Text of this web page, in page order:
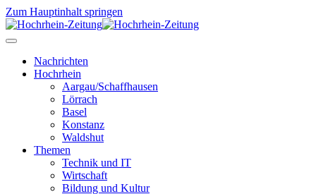
Zum Hauptinhalt springen
Nachrichten
Hochrhein
Aargau/Schaffhausen
Lörrach
Basel
Konstanz
Waldshut
Themen
Technik und IT
Wirtschaft
Bildung und Kultur